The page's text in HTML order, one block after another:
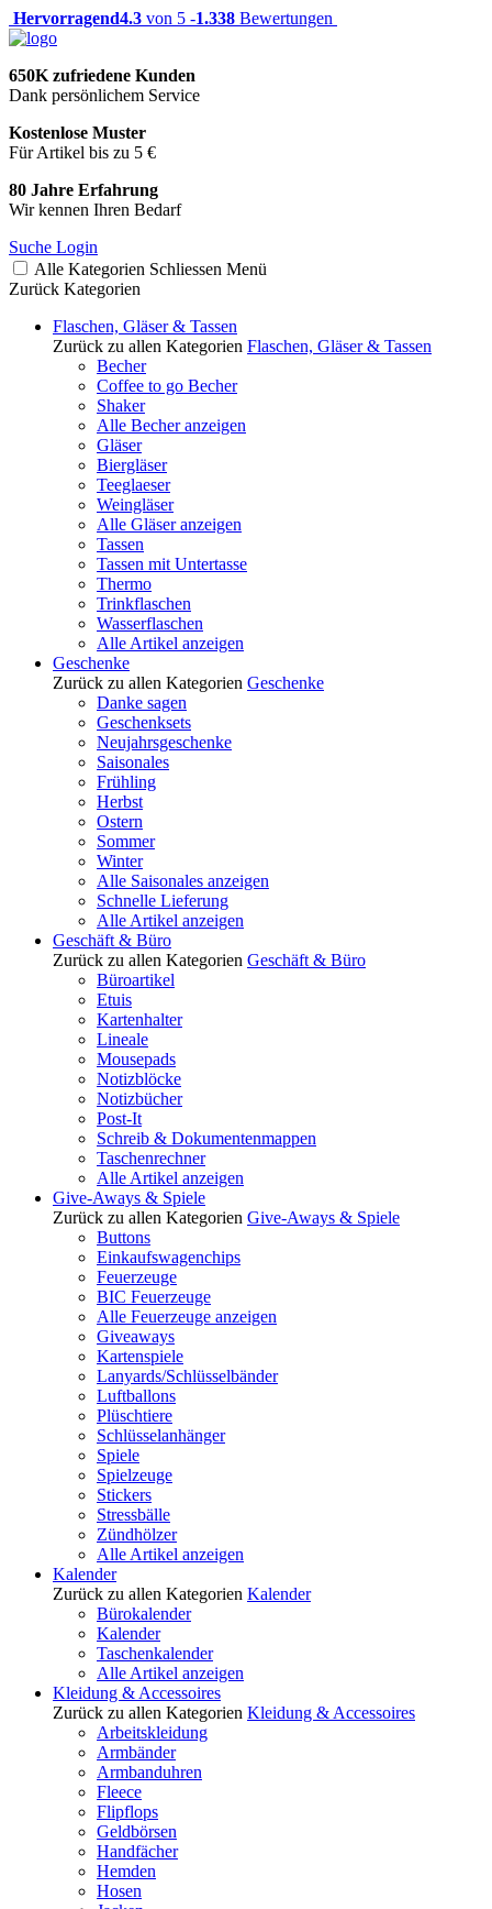
Hervorragend4.3 von 5 -1.338 Bewertungen
650K zufriedene Kunden
Dank persönlichem Service
Kostenlose Muster
Für Artikel bis zu 5 €
80 Jahre Erfahrung
Wir kennen Ihren Bedarf
Suche Login
Alle Kategorien Schliessen Menü
Zurück Kategorien
Flaschen, Gläser & Tassen
Zurück zu allen Kategorien Flaschen, Gläser & Tassen
Becher
Coffee to go Becher
Shaker
Alle Becher anzeigen
Gläser
Biergläser
Teeglaeser
Weingläser
Alle Gläser anzeigen
Tassen
Tassen mit Untertasse
Thermo
Trinkflaschen
Wasserflaschen
Alle Artikel anzeigen
Geschenke
Zurück zu allen Kategorien Geschenke
Danke sagen
Geschenksets
Neujahrsgeschenke
Saisonales
Frühling
Herbst
Ostern
Sommer
Winter
Alle Saisonales anzeigen
Schnelle Lieferung
Alle Artikel anzeigen
Geschäft & Büro
Zurück zu allen Kategorien Geschäft & Büro
Büroartikel
Etuis
Kartenhalter
Lineale
Mousepads
Notizblöcke
Notizbücher
Post-It
Schreib & Dokumentenmappen
Taschenrechner
Alle Artikel anzeigen
Give-Aways & Spiele
Zurück zu allen Kategorien Give-Aways & Spiele
Buttons
Einkaufswagenchips
Feuerzeuge
BIC Feuerzeuge
Alle Feuerzeuge anzeigen
Giveaways
Kartenspiele
Lanyards/Schlüsselbänder
Luftballons
Plüschtiere
Schlüsselanhänger
Spiele
Spielzeuge
Stickers
Stressbälle
Zündhölzer
Alle Artikel anzeigen
Kalender
Zurück zu allen Kategorien Kalender
Bürokalender
Kalender
Taschenkalender
Alle Artikel anzeigen
Kleidung & Accessoires
Zurück zu allen Kategorien Kleidung & Accessoires
Arbeitskleidung
Armbänder
Armbanduhren
Fleece
Flipflops
Geldbörsen
Handfächer
Hemden
Hosen